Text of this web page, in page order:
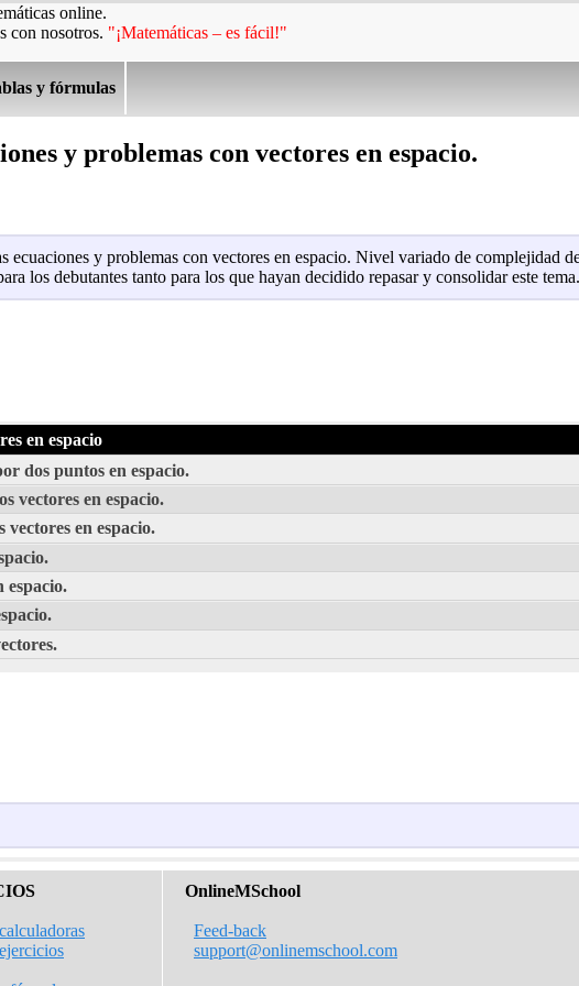
online.
con nosotros. "¡Matemáticas – es fácil!"
y fórmulas
y problemas con vectores en espacio.
ecuaciones y problemas con vectores en espacio. Nivel variado de complejidad
los debutantes tanto para los que hayan decidido repasar y consolidar este tema.
en espacio
dos puntos en espacio.
vectores en espacio.
en espacio.
espacio.
OnlineMSchool
Feed-back
support@onlinemschool.com